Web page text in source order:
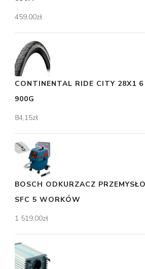
459,00zł
CONTINENTAL RIDE CITY 28X1
900G
84,15zł
BOSCH ODKURZACZ
SFC 5 WORKÓW
1 519,00zł